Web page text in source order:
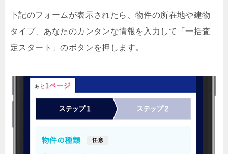
下記のフォームが表示されたら、物件の所在地や建物
タイプ、あなたのカンタンな情報を入力して「一括査
定スタート」のボタンを押します。